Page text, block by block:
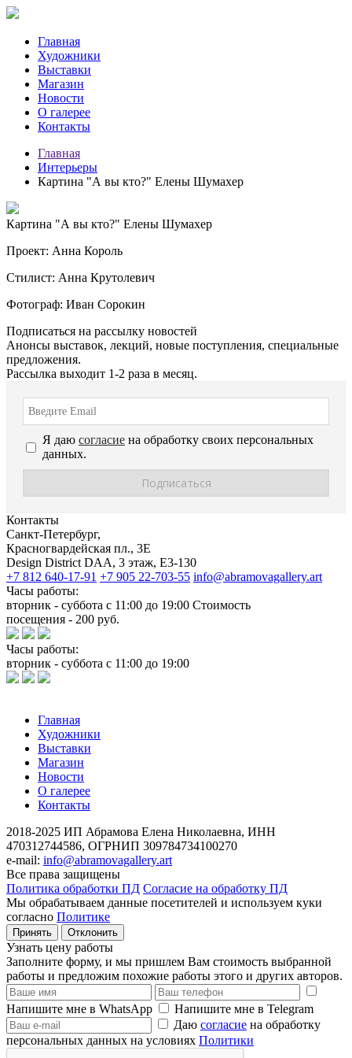
Главная
Художники
Выставки
Магазин
Новости
О галерее
Контакты
Главная
Интерьеры
Картина "А вы кто?" Елены Шумахер
Картина "А вы кто?" Елены Шумахер
Проект: Анна Король
Стилист: Анна Крутолевич
Фотограф: Иван Сорокин
Подписаться на рассылку новостей
Анонсы выставок, лекций, новые поступления, специальные
предложения.
Рассылка выходит 1-2 раза в месяц.
Я даю согласие на обработку своих персональных
данных.
Контакты
Санкт-Петербург,
Красногвардейская пл., 3E
Design District DAA, 3 этаж, Е3-130
+7 812 640-17-91 +7 905 22-703-55 info@abramovagallery.art
Часы работы:
вторник - суббота с 11:00 до 19:00 Стоимость
посещения - 200 руб.
Часы работы:
вторник - суббота с 11:00 до 19:00
Главная
Художники
Выставки
Магазин
Новости
О галерее
Контакты
2018-2025 ИП Абрамова Елена Николаевна, ИНН
470312744586, ОГРНИП 309784734100270
e-mail: info@abramovagallery.art
Все права защищены
Политика обработки ПД Согласие на обработку ПД
Мы обрабатываем данные посетителей и используем куки
согласно Политике
Принять Отклонить
Узнать цену работы
Заполните форму, и мы пришлем Вам стоимость выбранной
работы и предложим похожие работы этого и других авторов.
Напишите мне в WhatsApp
Напишите мне в Telegram
Даю согласие на обработку
персональных данных на условиях Политики